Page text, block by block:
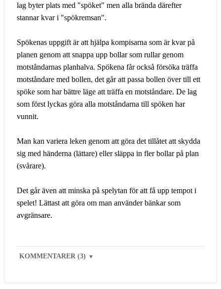
lag byter plats med "spöket" men alla brända därefter
stannar kvar i "spökremsan".
Spökenas uppgift är att hjälpa kompisarna som är kvar på
planen genom att snappa upp bollar som rullar genom
motståndarnas planhalva. Spökena får också försöka träffa
motståndare med bollen, det går att passa bollen över till ett
spöke som har bättre läge att träffa en motståndare. De lag
som först lyckas göra alla motståndarna till spöken har
vunnit.
Man kan variera leken genom att göra det tillåtet att skydda
sig med händerna (lättare) eller släppa in fler bollar på plan
(svårare).
Det går även att minska på spelytan för att få upp tempot i
spelet! Lättast att göra om man använder bänkar som
avgränsare.
KOMMENTARER (3) ▼